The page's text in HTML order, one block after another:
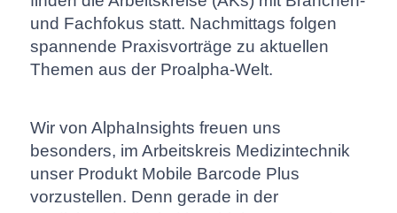
und Fachfokus statt. Nachmittags folgen
spannende Praxisvorträge zu aktuellen
Themen aus der Proalpha-Welt.
Wir von AlphaInsights freuen uns
besonders, im Arbeitskreis Medizintechnik
unser Produkt Mobile Barcode Plus
vorzustellen. Denn gerade in der